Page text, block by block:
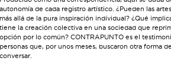
autonomía de cada registro artístico. ¿Pueden las
más allá de la pura inspiración individual? ¿Qué
tiene la creación colectiva en una sociedad que
opción por lo común? CONTRAPUNTO es el
personas que, por unos meses, buscaron otra forma de
conversar.